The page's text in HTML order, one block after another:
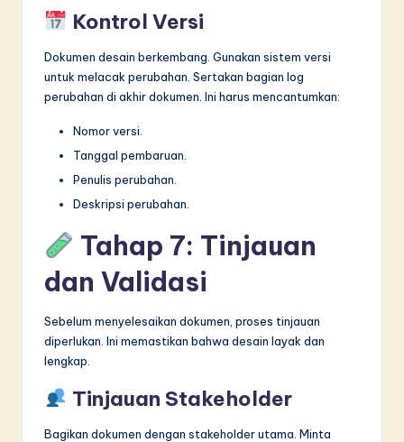
Kontrol Versi
Dokumen desain berkembang. Gunakan sistem versi
untuk melacak perubahan. Sertakan bagian log
perubahan di akhir dokumen. Ini harus mencantumkan:
Nomor versi.
Tanggal pembaruan.
Penulis perubahan.
Deskripsi perubahan.
Tahap 7: Tinjauan
dan Validasi
Sebelum menyelesaikan dokumen, proses tinjauan
diperlukan. Ini memastikan bahwa desain layak dan
lengkap.
Tinjauan Stakeholder
Bagikan dokumen dengan stakeholder utama. Minta